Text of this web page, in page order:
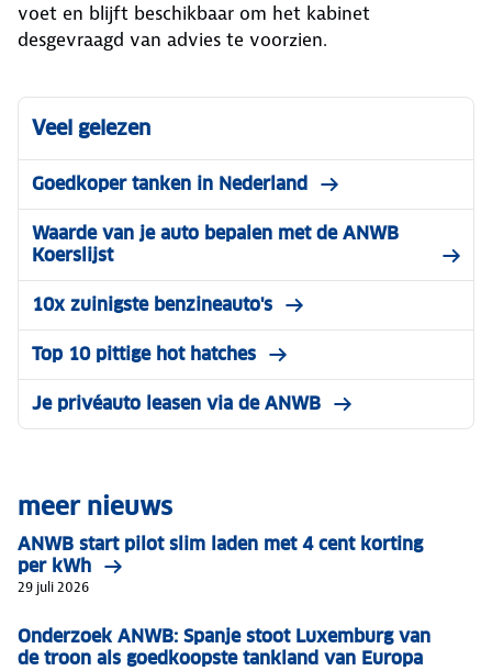
voet en blijft beschikbaar om het kabinet
desgevraagd van advies te voorzien.
Veel gelezen
Goedkoper tanken in Nederland
Waarde van je auto bepalen met de ANWB
Koerslijst
10x zuinigste benzineauto's
Top 10 pittige hot hatches
Je privéauto leasen via de ANWB
meer nieuws
ANWB start pilot slim laden met 4 cent korting
per kWh
29 juli 2026
Onderzoek ANWB: Spanje stoot Luxemburg van
de troon als goedkoopste tankland van Europa